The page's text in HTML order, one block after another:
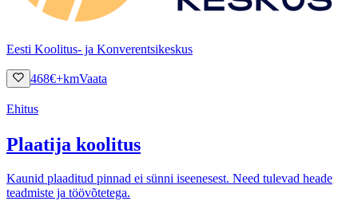
Eesti Koolitus- ja Konverentsikeskus
468€+kmVaata
Ehitus
Plaatija koolitus
Kaunid plaaditud pinnad ei sünni iseenesest. Need tulevad heade
teadmiste ja töövõtetega.